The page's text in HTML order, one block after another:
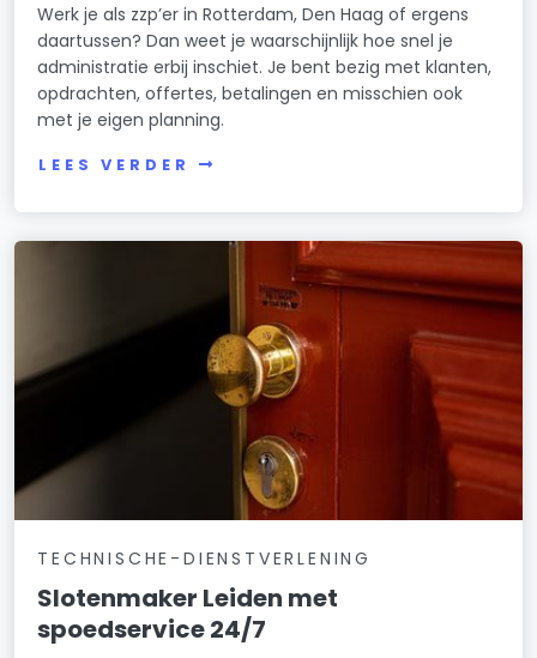
Werk je als zzp’er in Rotterdam, Den Haag of ergens
daartussen? Dan weet je waarschijnlijk hoe snel je
administratie erbij inschiet. Je bent bezig met klanten,
opdrachten, offertes, betalingen en misschien ook
met je eigen planning.
LEES VERDER
TECHNISCHE-DIENSTVERLENING
Slotenmaker Leiden met
spoedservice 24/7